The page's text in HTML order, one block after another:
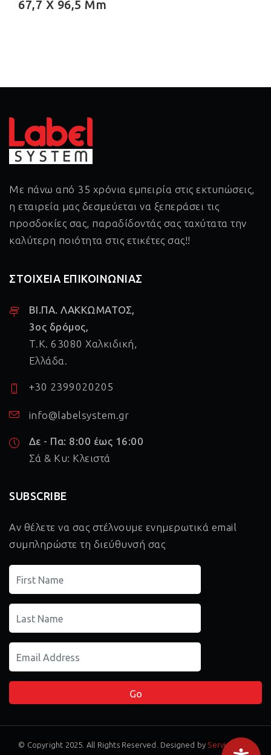
67,7 X 96,5 Mm
Με πάνω από 35 χρόνια εμπειρία στις εκτυπώσεις,
η εταιρεία μας δεσμεύεται να ξεπεράσει τις
προσδοκίες σας, παραδίδοντάς σας ταχύτατα την
καλύτερη ποιότητα στις ετικέτες σας!!
ΣΤΟΙΧΕΙΑ ΕΠΙΚΟΙΝΩΝΙΑΣ
ΒΙ.ΠΑ. ΛΑΚΚΩΜΑΤΟΣ,
3ος δρόμος,
Τ.Κ. 63080 Χαλκιδική,
Ελλάδα.
+30 2399020205
info@labelsystem.gr
Δε - Πα: 8:00 έως 16:00
Σά & Κυ: Κλειστά
SUBSCRIBE
Αν θέλετε να σας στέλνουμε ενημερωτικά email
συμπληρώστε τη διεύθυνσή σας
© Copyright 2025. All Rights Reserved. Designed by Service Pack